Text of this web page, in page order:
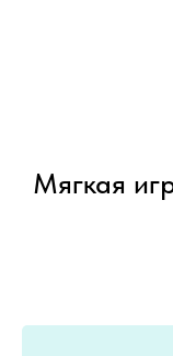
Мягкая